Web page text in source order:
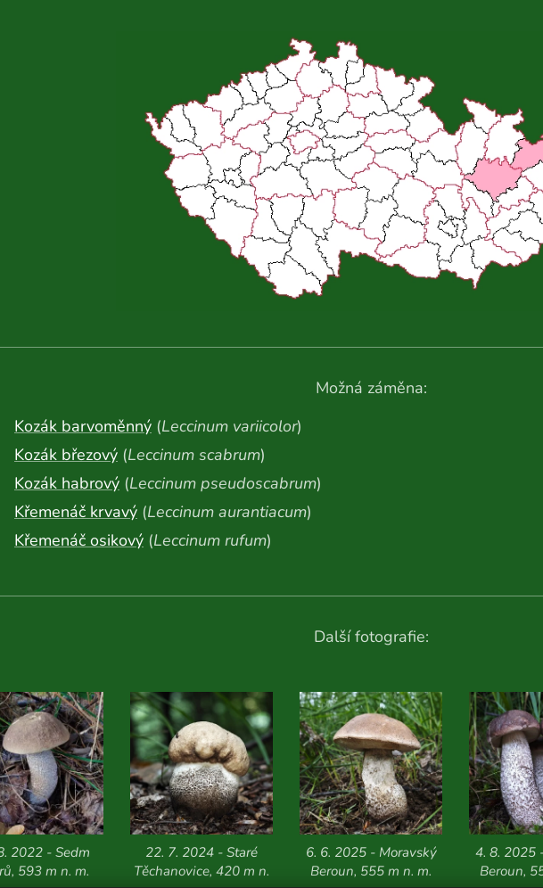
Možná záměna:
Kozák barvoměnný (Leccinum variicolor)
Kozák březový (Leccinum scabrum)
Kozák habrový (Leccinum pseudoscabrum)
Křemenáč krvavý (Leccinum aurantiacum)
Křemenáč osikový (Leccinum rufum)
Další fotografie:
2022 - Sedm
593 m n. m.
22. 7. 2024 - Staré
Těchanovice, 420 m n.
6. 6. 2025 - Moravský
Beroun, 555 m n. m.
4. 8. 2025
Beroun,